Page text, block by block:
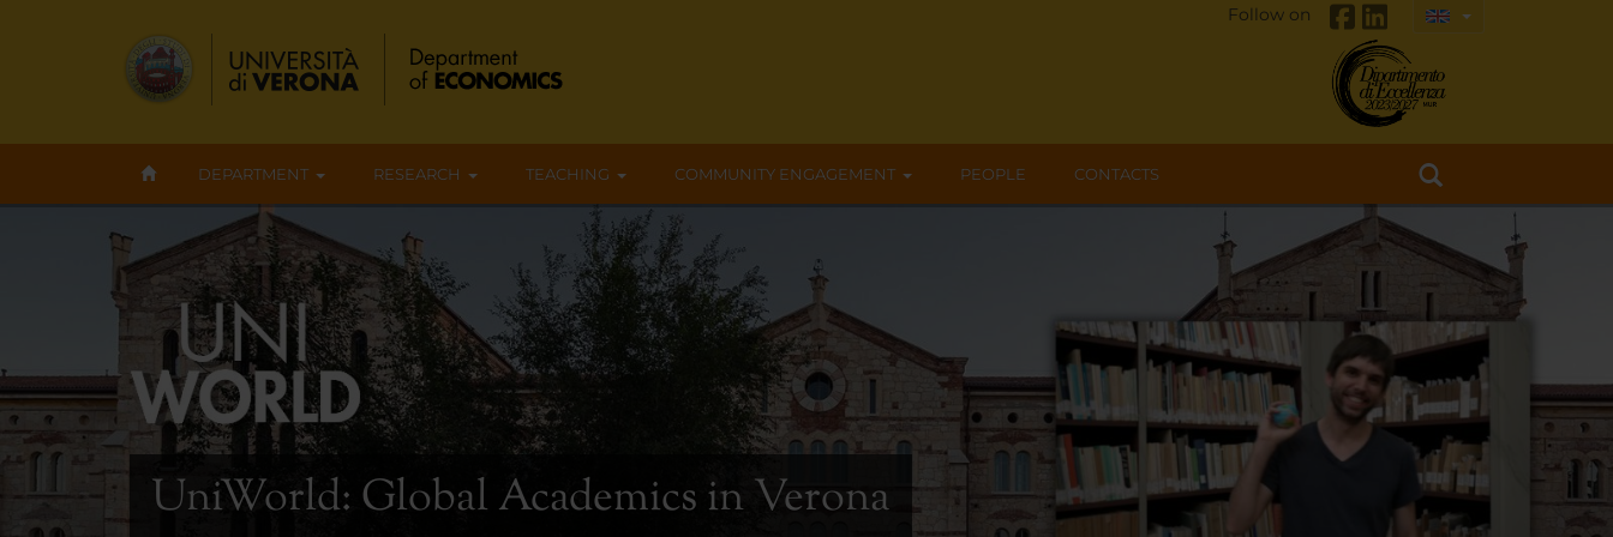
Follow on
DEPARTMENT RESEARCH TEACHING COMMUNITY ENGAGEMENT PEOPLE CONTACTS
UniWorld: Global Academics in Verona